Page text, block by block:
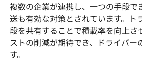
複数の企業が連携し、一つの手段で
送も有効な対策とされています。ト
段を共有することで積載率を向上さ
ストの削減が期待でき、ドライバー
す。